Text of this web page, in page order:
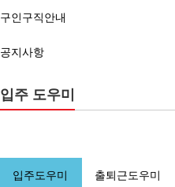
구인구직안내
공지사항
입주 도우미
입주도우미 출퇴근도우미